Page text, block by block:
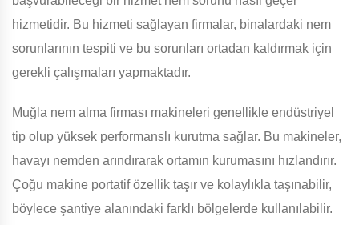
hizmetidir. Bu hizmeti sağlayan firmalar, binalardaki nem
sorunlarının tespiti ve bu sorunları ortadan kaldırmak için
gerekli çalışmaları yapmaktadır.
Muğla nem alma firması makineleri genellikle endüstriyel
tip olup yüksek performanslı kurutma sağlar. Bu makineler,
havayı nemden arındırarak ortamın kurumasını hızlandırır.
Çoğu makine portatif özellik taşır ve kolaylıkla taşınabilir,
böylece şantiye alanındaki farklı bölgelerde kullanılabilir.